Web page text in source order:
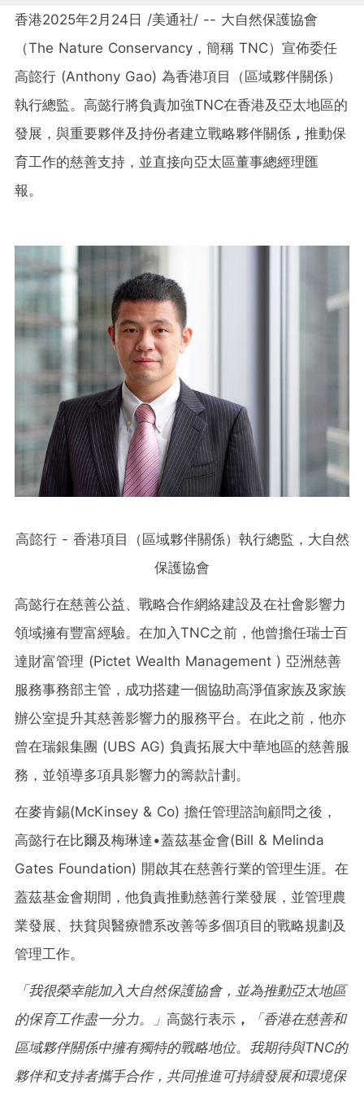
香港2025年2月24日 /美通社/ -- 大自然保護協會
（The Nature Conservancy，簡稱 TNC）宣佈委任
高㦤行 (Anthony Gao) 為香港項目（區域夥伴關係）
執行總監。高懿行將負責加強TNC在香港及亞太地區的
發展，與重要夥伴及持份者建立戰略夥伴關係 ， 推動保
育工作的慈善支持，並直接向亞太區董事總經理匯
報。
高㦤行 - 香港項目（區域夥伴關係）執行總監，大自然
保護協會
高懿行在慈善公益、戰略合作網絡建設及在社會影響力
領域擁有豐富經驗。在加入TNC之前，他曾擔任瑞士百
達財富管理 (Pictet Wealth Management ) 亞洲慈善
服務事務部主管，成功搭建一個協助高淨值家族及家族
辦公室提升其慈善影響力的服務平台。在此之前，他亦
曾在瑞銀集團 (UBS AG) 負責拓展大中華地區的慈善服
務，並領導多項具影響力的籌款計劃。
在麥肯錫(McKinsey & Co) 擔任管理諮詢顧問之後，
高懿行在比爾及梅琳達•蓋茲基金會(Bill & Melinda
Gates Foundation) 開啟其在慈善行業的管理生涯。在
蓋茲基金會期間，他負責推動慈善行業發展，並管理農
業發展、扶貧與醫療體系改善等多個項目的戰略規劃及
管理工作。
「我很榮幸能加入大自然保護協會，並為推動亞太地區
的保育工作盡一分力。」 高懿行表示 ，
「香港在慈善和
區域夥伴關係中擁有獨特的戰略地位。 我期待與TNC的
夥伴和支持者攜手合作，共同推進可持續發展和環境保